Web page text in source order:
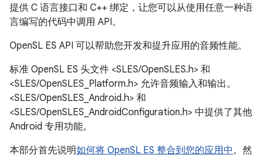
提供 C 语言接口和 C++ 绑定，让您可以从使用任意一种语
言编写的代码中调用 API。
OpenSL ES API 可以帮助您开发和提升应用的音频性能。
标准 OpenSL ES 头文件 <SLES/OpenSLES.h> 和
<SLES/OpenSLES_Platform.h> 允许音频输入和输出。
<SLES/OpenSLES_Android.h> 和
<SLES/OpenSLES_AndroidConfiguration.h> 中提供了其他
Android 专用功能。
本部分首先说明如何将 OpenSL ES 整合到您的应用中。然